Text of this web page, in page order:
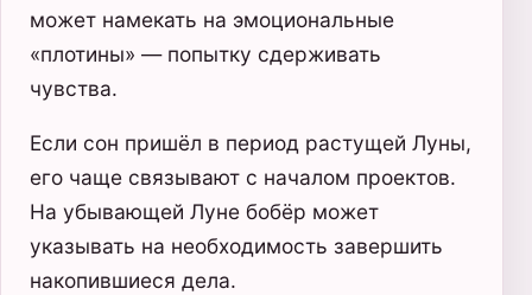
может намекать на эмоциональные
«плотины» — попытку сдерживать
чувства.
Если сон пришёл в период растущей Луны,
его чаще связывают с началом проектов.
На убывающей Луне бобёр может
указывать на необходимость завершить
накопившиеся дела.